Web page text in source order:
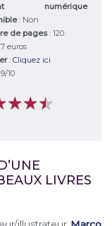
numérique
: Non
de pages: 120
euros
: Cliquez ici
9/10
★★★
★★★
LIVRES